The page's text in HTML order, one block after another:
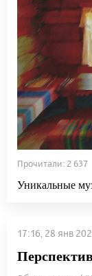
Прочитали: 2
Уникальные
17:16, 28 янв